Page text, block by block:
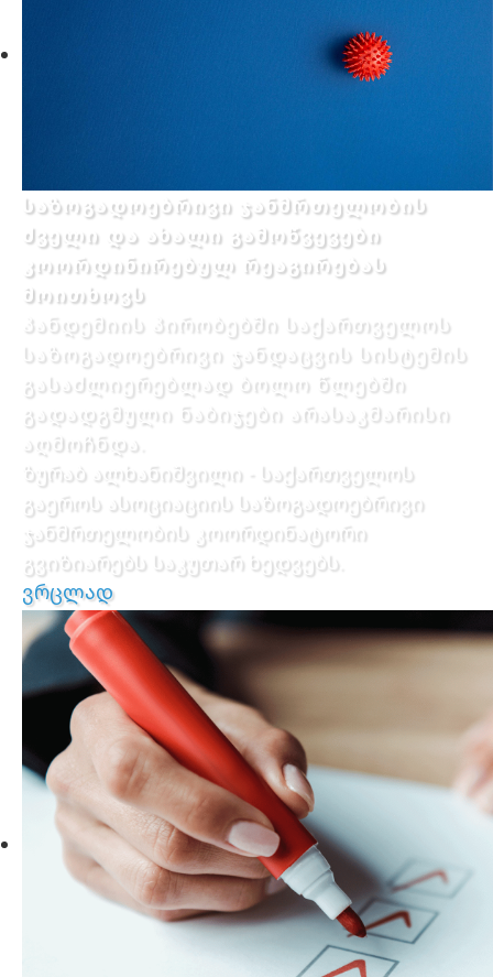
საზოგადოებრივი ჯანმრთელობის
ძველი და ახალი გამოწვევები
კოორდინირებულ რეაგირებას
მოითხოვს
პანდემიის პირობებში საქართველოს
საზოგადოებრივი ჯანდაცვის სისტემის
გასაძლიერებლად ბოლო წლებში
გადადგმული ნაბიჯები არასაკმარისი
აღმოჩნდა.
ზურაბ ალხანიშვილი - საქართველოს
გაეროს ასოციაციის საზოგადოებრივი
ჯანმრთელობის კოორდინატორი
გვიზიარებს საკუთარ ხედვებს.
ვრცლად